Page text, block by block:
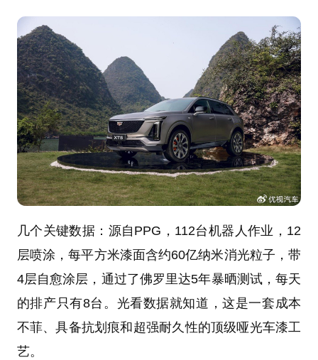
几个关键数据：源自PPG，112台机器人作业，12
层喷涂，每平方米漆面含约60亿纳米消光粒子，带
4层自愈涂层，通过了佛罗里达5年暴晒测试，每天
的排产只有8台。光看数据就知道，这是一套成本
不菲、具备抗划痕和超强耐久性的顶级哑光车漆工
艺。